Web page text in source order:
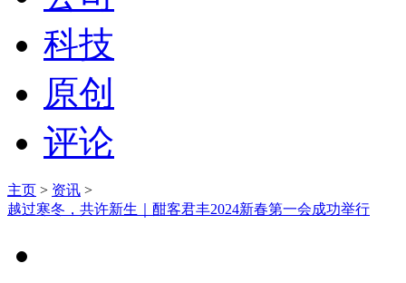
科技
原创
评论
主页 > 资讯 >
越过寒冬，共许新生｜酣客君丰2024新春第一会成功举行